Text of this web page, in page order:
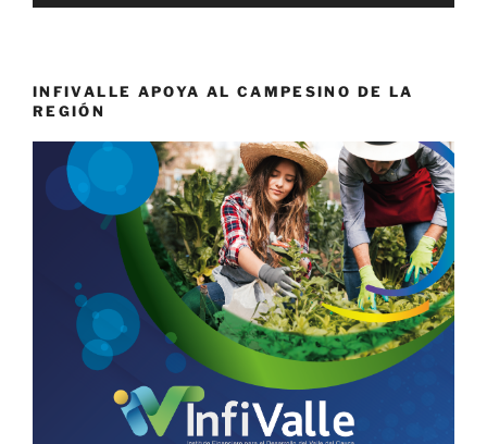
INFIVALLE APOYA AL CAMPESINO DE LA
REGIÓN